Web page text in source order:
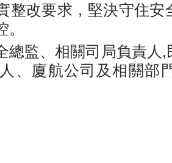
整改要求，堅決守住安
監、相關司局負責人,
、廈航公司及相關部